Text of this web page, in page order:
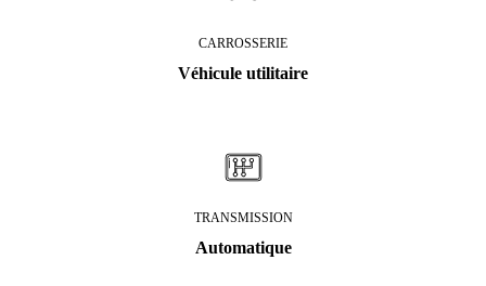
CARROSSERIE
Véhicule utilitaire
TRANSMISSION
Automatique